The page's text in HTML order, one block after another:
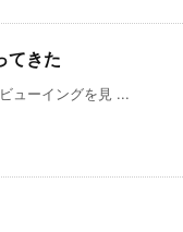
てきた
ューイングを見 ...